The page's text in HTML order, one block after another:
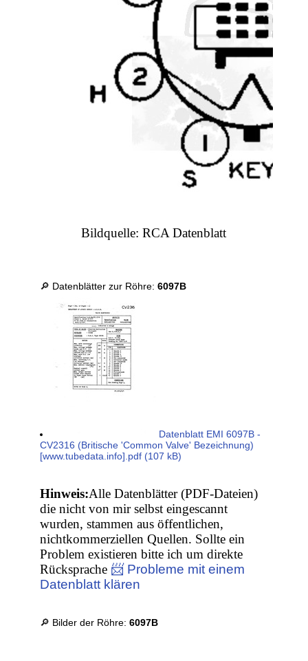
Bildquelle: RCA Datenblatt
🔎 Datenblätter zur Röhre:6097B
Datenblatt EMI 6097B -
CV2316 (Britische 'Common Valve' Bezeichnung)
[www.tubedata.info].pdf (107 kB)
Hinweis:Alle Datenblätter (PDF-Dateien)
die nicht von mir selbst eingescannt
wurden, stammen aus öffentlichen,
nichtkommerziellen Quellen. Sollte ein
Problem existieren bitte ich um direkte
Rücksprache 📨 Probleme mit einem
Datenblatt klären
🔎 Bilder der Röhre:6097B